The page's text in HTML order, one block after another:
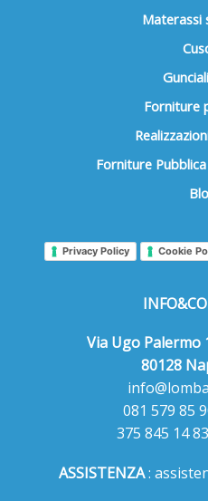
Materassi
Forniture
Forniture
Privacy Policy Cookie
Via Ugo Palermo
80128
081 579 85
375 845 14 83
ASSISTENZA: